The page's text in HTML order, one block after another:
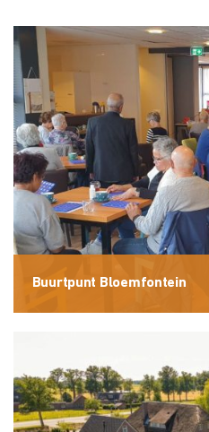
Buurtpunt Bloemfontein